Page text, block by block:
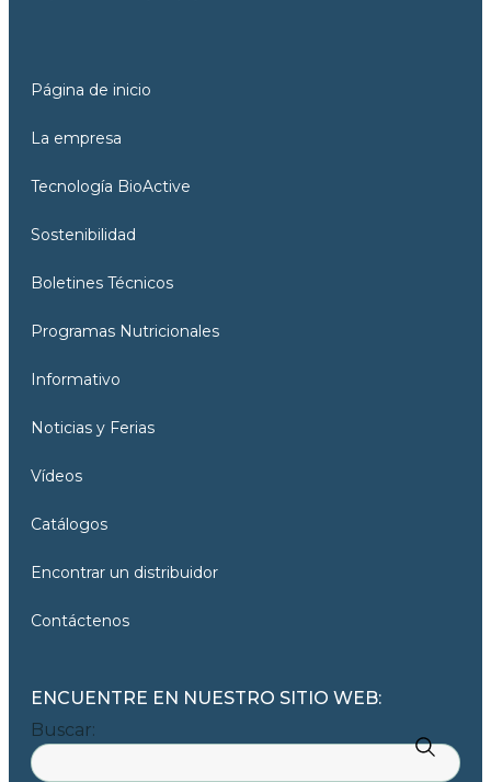
Página de inicio
La empresa
Tecnología BioActive
Sostenibilidad
Boletines Técnicos
Programas Nutricionales
Informativo
Noticias y Ferias
Vídeos
Catálogos
Encontrar un distribuidor
Contáctenos
ENCUENTRE EN NUESTRO SITIO WEB:
Buscar: